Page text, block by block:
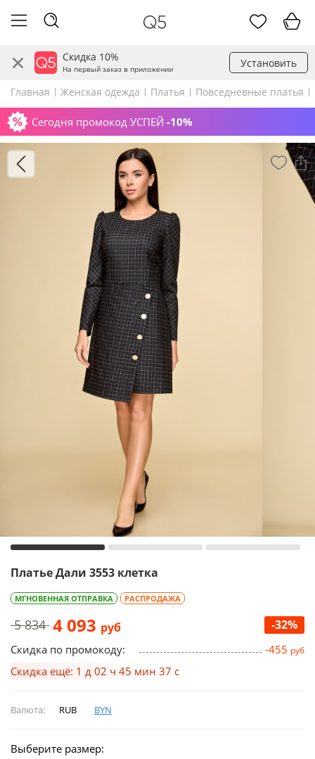
Скидка 10%
На первый заказ в приложении Установить
Главная Женская одежда Платья Повседневные платья
Сегодня промокод УСПЕЙ -10%
Платье Дали 3553 клетка
МГНОВЕННАЯ ОТПРАВКА РАСПРОДАЖА
5 834 4 093 руб -32%
Скидка по промокоду: -455 руб
Скидка ещё: 1 д 02 ч 45 мин 36 с
Валюта: RUB BYN
Выберите размер: